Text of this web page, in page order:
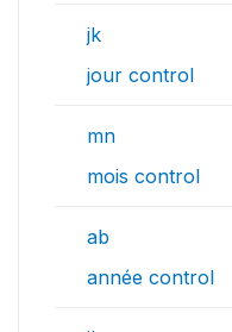
jk
jour control
mn
mois control
ab
année control